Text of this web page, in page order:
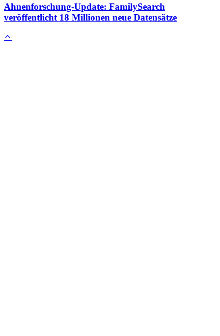
Ahnenforschung-Update: FamilySearch
veröffentlicht 18 Millionen neue Datensätze